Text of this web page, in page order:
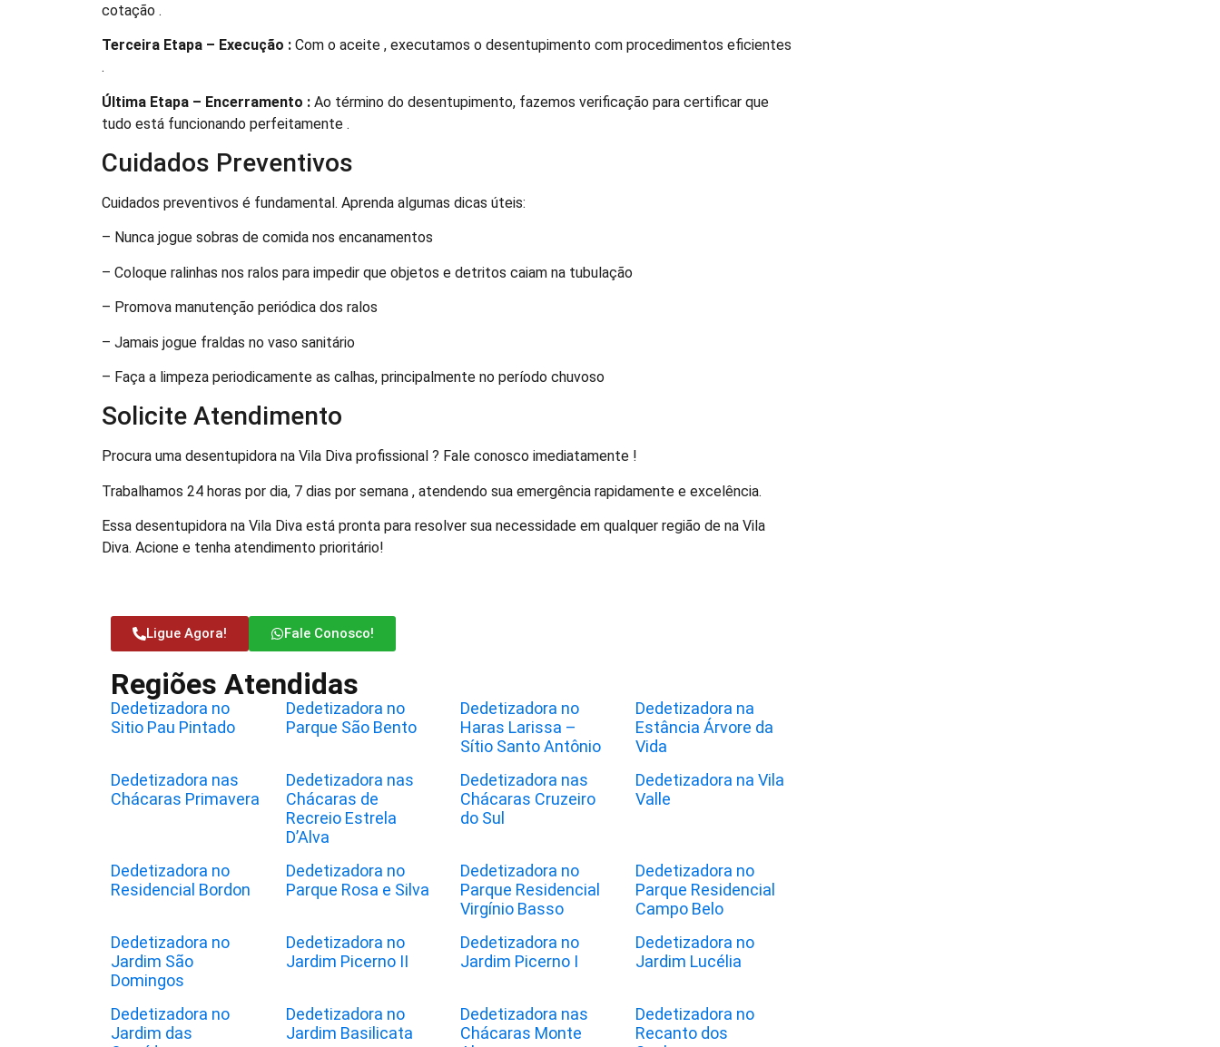
cotação .
Terceira Etapa – Execução : Com o aceite , executamos o desentupimento com procedimentos eficientes
.
Última Etapa – Encerramento : Ao término do desentupimento, fazemos verificação para certificar que
tudo está funcionando perfeitamente .
Cuidados Preventivos
Cuidados preventivos é fundamental. Aprenda algumas dicas úteis:
– Nunca jogue sobras de comida nos encanamentos
– Coloque ralinhas nos ralos para impedir que objetos e detritos caiam na tubulação
– Promova manutenção periódica dos ralos
– Jamais jogue fraldas no vaso sanitário
– Faça a limpeza periodicamente as calhas, principalmente no período chuvoso
Solicite Atendimento
Procura uma desentupidora na Vila Diva profissional ? Fale conosco imediatamente !
Trabalhamos 24 horas por dia, 7 dias por semana , atendendo sua emergência rapidamente e excelência.
Essa desentupidora na Vila Diva está pronta para resolver sua necessidade em qualquer região de na Vila
Diva. Acione e tenha atendimento prioritário!
Ligue Agora! Fale Conosco!
Regiões Atendidas
Dedetizadora no
Sitio Pau Pintado
Dedetizadora no
Parque São Bento
Dedetizadora no
Haras Larissa –
Sítio Santo Antônio
Dedetizadora na
Estância Árvore da
Vida
Dedetizadora nas
Chácaras Primavera
Dedetizadora nas
Chácaras de
Recreio Estrela
D’Alva
Dedetizadora nas
Chácaras Cruzeiro
do Sul
Dedetizadora na Vila
Valle
Dedetizadora no
Residencial Bordon
Dedetizadora no
Parque Rosa e Silva
Dedetizadora no
Parque Residencial
Virgínio Basso
Dedetizadora no
Parque Residencial
Campo Belo
Dedetizadora no
Jardim São
Domingos
Dedetizadora no
Jardim Picerno II
Dedetizadora no
Jardim Picerno I
Dedetizadora no
Jardim Lucélia
Dedetizadora no
Jardim das
Dedetizadora no
Jardim Basilicata
Dedetizadora nas
Chácaras Monte
Dedetizadora no
Recanto dos